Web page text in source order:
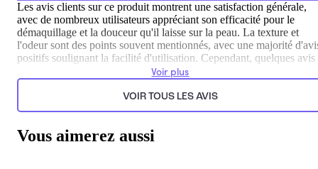
Les avis clients sur ce produit montrent une satisfaction générale,
avec de nombreux utilisateurs appréciant son efficacité pour le
démaquillage et la douceur qu'il laisse sur la peau. La texture et
l'odeur sont des points souvent mentionnés, avec une majorité
positifs soulignant la facilité d'utilisation. Cependant, quelques avis
négatifs soulignent des préoccupations concernant l'odeur, la
sensation grasse et l'efficacité perçue du produit selon leur
Voir plus
VOIR TOUS LES AVIS
Vous aimerez aussi